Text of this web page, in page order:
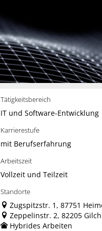
Tätigkeitsbereich
IT und Software-Entwicklung
Karrierestufe
mit Berufserfahrung
Arbeitszeit
Vollzeit und Teilzeit
Standorte
Zugspitzstr. 1, 87751
Zeppelinstr. 2, 82205
Hybrides Arbeiten